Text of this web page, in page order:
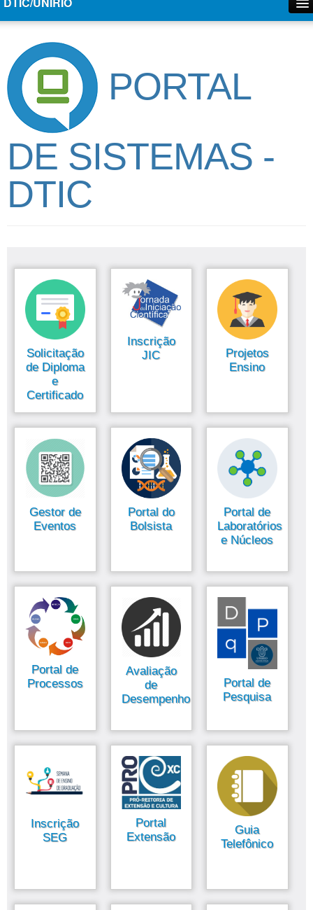
PORTAL
DE SISTEMAS -
DTIC
Solicitação
de Diploma
e
Certificado
Inscrição
JIC
Projetos
Ensino
Gestor de
Eventos
Portal do
Bolsista
Portal de
Laboratórios
e Núcleos
Portal de
Processos
Avaliação
de
Desempenho
Portal de
Pesquisa
Inscrição
SEG
Portal
Extensão
Guia
Telefônico